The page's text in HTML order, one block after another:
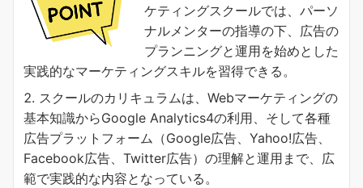
ケティングスクールでは、パーソ
ナルメンターの指導の下、広告の
プランニングと運用を始めとした
実践的なマーケティングスキルを習得できる。
スクールのカリキュラムは、Webマーケティングの
基本知識からGoogle Analytics4の利用、そして各種
広告プラットフォーム（Google広告、Yahoo!広告、
Facebook広告、Twitter広告）の理解と運用まで、広
範で実践的な内容となっている。